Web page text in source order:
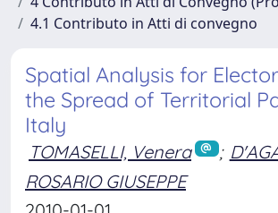
4.1 Contributo in Atti di convegno
Spatial Analysis for
the Spread of Territorial
Italy
TOMASELLI, Venera ;
ROSARIO GIUSEPPE